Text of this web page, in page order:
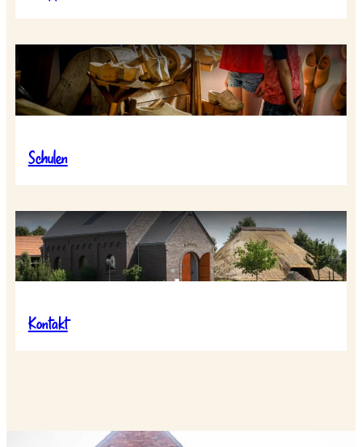
Schulen
Kontakt